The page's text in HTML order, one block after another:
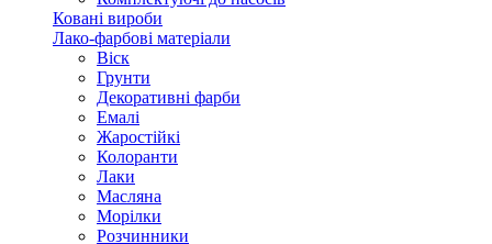
Ковані вироби
Лако-фарбові матеріали
Віск
Грунти
Декоративні фарби
Емалі
Жаростійкі
Колоранти
Лаки
Масляна
Морілки
Розчинники